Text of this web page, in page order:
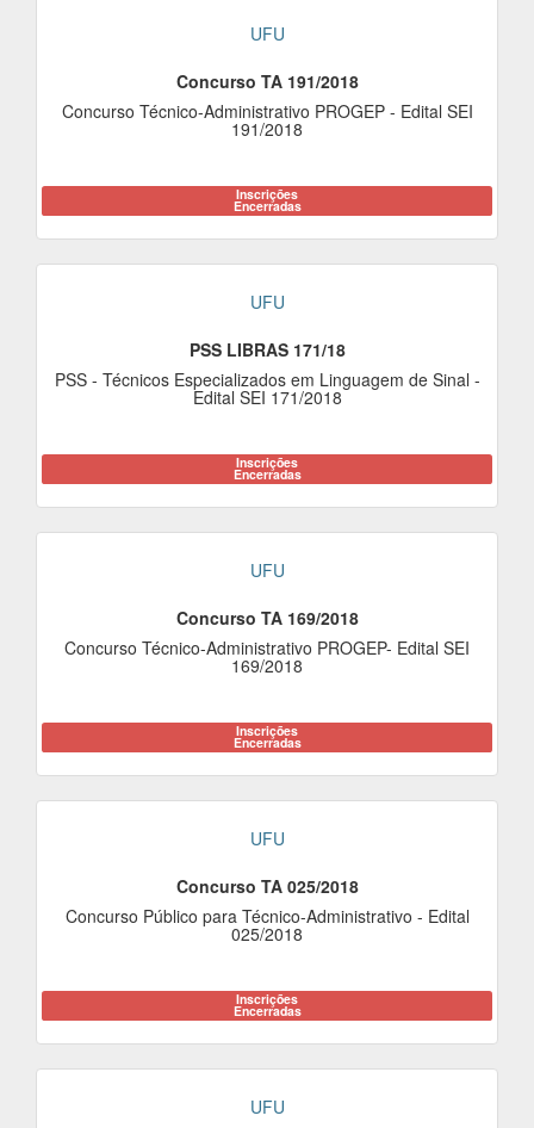
UFU
Concurso TA 191/2018
Concurso Técnico-Administrativo PROGEP - Edital SEI
191/2018
Inscrições
Encerradas
UFU
PSS LIBRAS 171/18
PSS - Técnicos Especializados em Linguagem de Sinal -
Edital SEI 171/2018
Inscrições
Encerradas
UFU
Concurso TA 169/2018
Concurso Técnico-Administrativo PROGEP- Edital SEI
169/2018
Inscrições
Encerradas
UFU
Concurso TA 025/2018
Concurso Público para Técnico-Administrativo - Edital
025/2018
Inscrições
Encerradas
UFU